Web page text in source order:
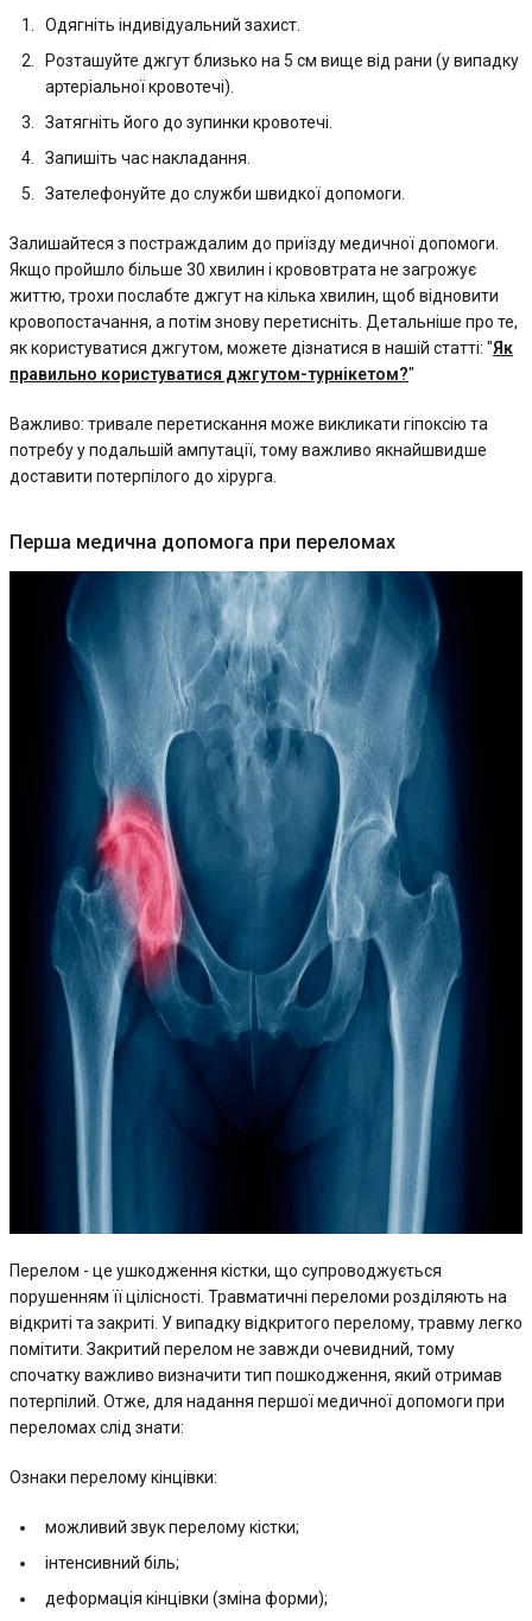
Одягніть індивідуальний захист.
Розташуйте джгут близько на 5 см вище від рани (у випадку
артеріальної кровотечі).
Затягніть його до зупинки кровотечі.
Запишіть час накладання.
Зателефонуйте до служби швидкої допомоги.
Залишайтеся з постраждалим до приїзду медичної допомоги.
Якщо пройшло більше 30 хвилин і крововтрата не загрожує
життю, трохи послабте джгут на кілька хвилин, щоб відновити
кровопостачання, а потім знову перетисніть. Детальніше про те,
як користуватися джгутом, можете дізнатися в нашій статті: "Як
правильно користуватися джгутом-турнікетом?"
Важливо: тривале перетискання може викликати гіпоксію та
потребу у подальшій ампутації, тому важливо якнайшвидше
доставити потерпілого до хірурга.
Перша медична допомога при переломах
Перелом - це ушкодження кістки, що супроводжується
порушенням її цілісності. Травматичні переломи розділяють на
відкриті та закриті. У випадку відкритого перелому, травму легко
помітити. Закритий перелом не завжди очевидний, тому
спочатку важливо визначити тип пошкодження, який отримав
потерпілий. Отже, для надання першої медичної допомоги при
переломах слід знати:
Ознаки перелому кінцівки:
можливий звук перелому кістки;
інтенсивний біль;
деформація кінцівки (зміна форми);